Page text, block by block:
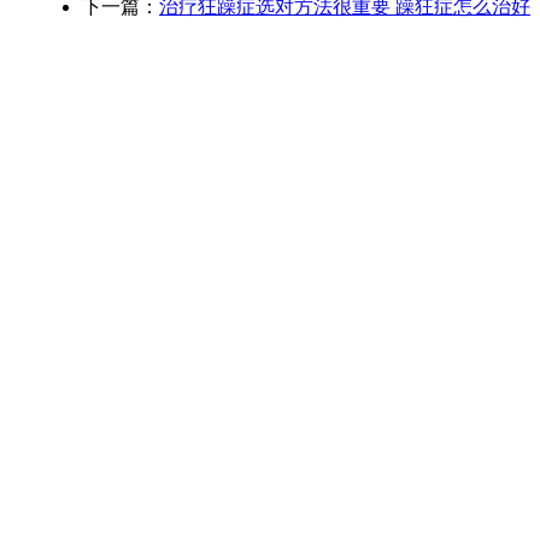
下一篇： 治疗狂躁症选对方法很重要 躁狂症怎么治好